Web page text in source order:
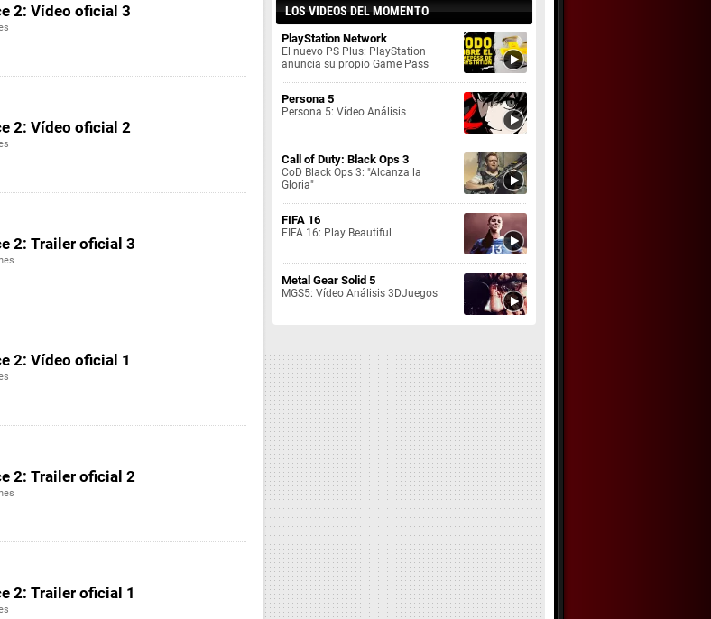
2: Vídeo oficial 3
2: Vídeo oficial 2
2: Trailer oficial 3
2: Vídeo oficial 1
2: Trailer oficial 2
2: Trailer oficial 1
LOS VIDEOS DEL MOMENTO
PlayStation Network
El nuevo PS Plus: PlayStation
anuncia su propio Game Pass
Persona 5
Persona 5: Vídeo Análisis
Call of Duty: Black Ops 3
CoD Black Ops 3: "Alcanza la
Gloria"
FIFA 16
FIFA 16: Play Beautiful
Metal Gear Solid 5
MGS5: Vídeo Análisis 3DJuegos